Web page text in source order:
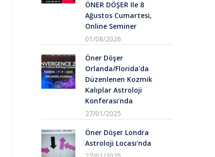
ÖNER DÖŞER Ile 8
Ağustos Cumartesi,
Online Seminer
01/08/2026
Öner Döşer
Orlanda/Florida’da
Düzenlenen Kozmik
Kalıplar Astroloji
Konferası’nda
27/01/2025
Öner Döşer Londra
Astroloji Locası’nda